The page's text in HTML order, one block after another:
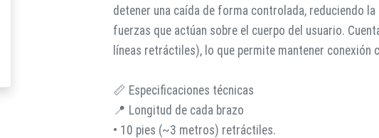
detener una caída de forma controlada, reduciendo
fuerzas que actúan sobre el cuerpo del usuario.
líneas retráctiles), lo que permite mantener conexión
📏 Especificaciones técnicas
📍 Longitud de cada brazo
• 10 pies (~3 metros) retráctiles.